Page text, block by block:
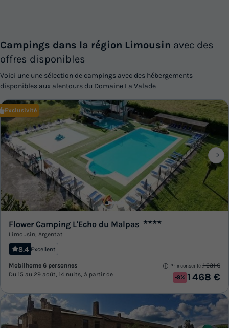
Campings dans la région Limousin avec des
offres disponibles
Voici une une sélection de campings avec des hébergements
disponibles aux alentours du Domaine La Valade
Exclusivité
Flower Camping L'Echo du Malpas ★★★★
Limousin, Argentat
8.4 Excellent
Mobilhome 6 personnes
Du 15 au 29 août, 14 nuits, à partir de
Prix conseillé :1 631 €
-9% 1 468 €